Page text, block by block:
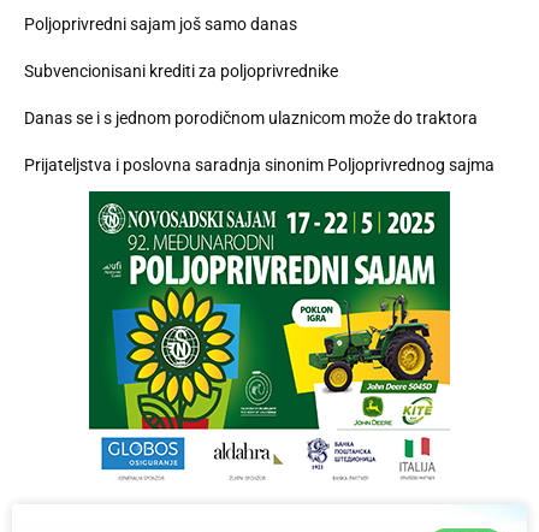
Poljoprivredni sajam još samo danas
Subvencionisani krediti za poljoprivrednike
Danas se i s jednom porodičnom ulaznicom može do traktora
Prijateljstva i poslovna saradnja sinonim Poljoprivrednog sajma